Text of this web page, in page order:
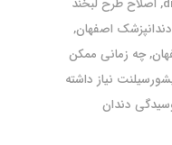
اصفهان,
,چه زمانی ممکن
نیاز داشته
دندان